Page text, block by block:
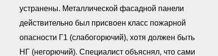
устранены. Металлической фасадной панели
действительно был присвоен класс пожарной
опасности Г1 (слабогорючий), хотя должен быть
НГ (негорючий). Специалист объяснял, что сами